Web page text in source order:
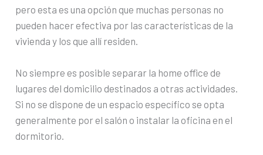
pero esta es una opción que muchas personas no
pueden hacer efectiva por las características de la
vivienda y los que allí residen.
No siempre es posible separar la home office de
lugares del domicilio destinados a otras actividades.
Si no se dispone de un espacio específico se opta
generalmente por el salón o instalar la oficina en el
dormitorio.